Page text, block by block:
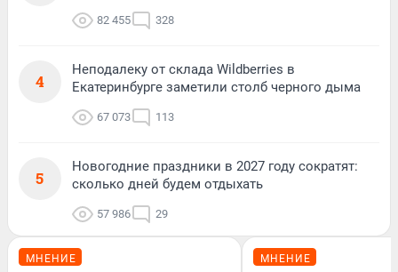
82 455 328
4
Неподалеку от склада Wildberries в
Екатеринбурге заметили столб черного дыма
67 073 113
5
Новогодние праздники в 2027 году сократят:
сколько дней будем отдыхать
57 986 29
МНЕНИЕ МНЕНИЕ